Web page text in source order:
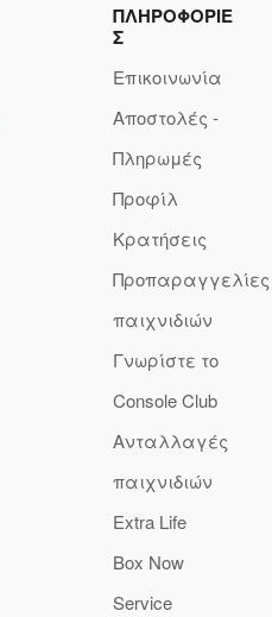
ΠΛΗΡΟΦΟΡΙΕ
Σ
Επικοινωνία
Αποστολές -
Πληρωμές
Προφίλ
Κρατήσεις
Προπαραγγελίες
παιχνιδιών
Γνωρίστε το
Console Club
Ανταλλαγές
παιχνιδιών
Extra Life
Box Now
Service